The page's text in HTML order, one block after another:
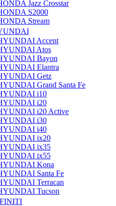
Jazz Crosstar
S2000
Stream
Accent
Atos
Bayon
Elantra
Getz
Grand Santa Fe
i10
i20
i20 Active
i30
i40
ix20
ix35
ix55
Kona
Santa Fe
Terracan
Tucson